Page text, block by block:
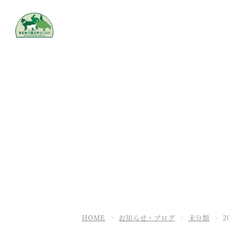
HOME お知らせ・ブログ 未分類